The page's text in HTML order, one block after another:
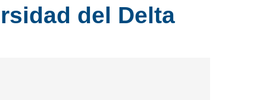
del Delta